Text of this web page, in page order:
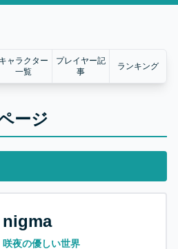
キャラクター
一覧
プレイヤー記
事
ランキング
ージ
nigma
咲夜の優しい世界